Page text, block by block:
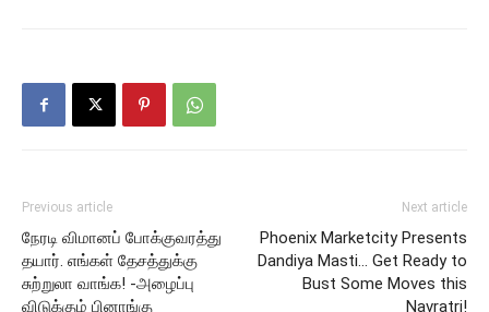
Previous article
நேரடி விமானப் போக்குவரத்து
தயார். எங்கள் தேசத்துக்கு
சுற்றுலா வாங்க! -அழைப்பு
விடுக்கும் பினாங்கு
Next article
Phoenix Marketcity Presents
Dandiya Masti… Get Ready to
Bust Some Moves this
Navratri!